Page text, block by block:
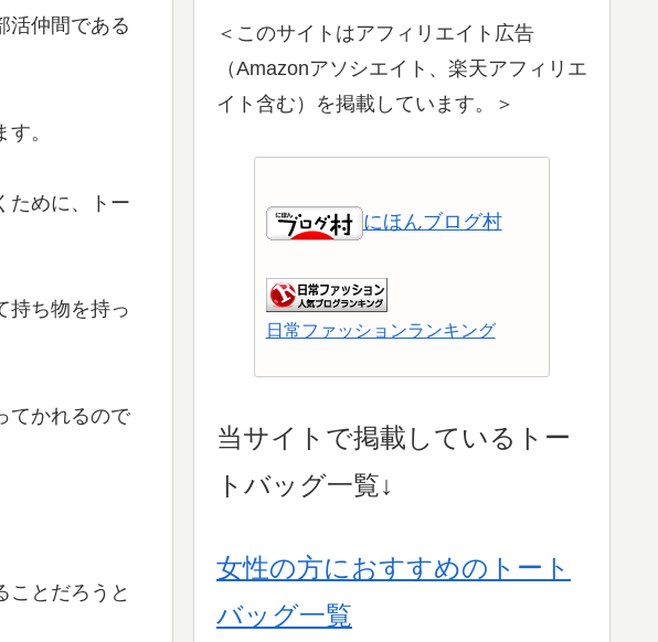
活仲間である
。
ために、トー
持ち物を持っ
てかれるので
ことだろうと
＜このサイトはアフィリエイト広告
（Amazonアソシエイト、楽天アフィリエ
イト含む）を掲載しています。＞
にほんブログ村
日常ファッションランキング
当サイトで掲載しているトー
トバッグ一覧↓
女性の方におすすめのトート
バッグ一覧